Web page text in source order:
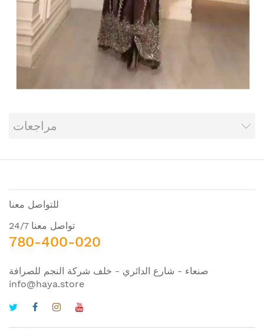
مراجعات
للتواصل معنا
تواصل معنا 24/7
780-400-020
صنعاء - شارع الدائري - خلف شركة النجم للصرافة
info@haya.store